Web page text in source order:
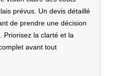
prévus. Un devis détaillé
de prendre une décision
Priorisez la clarté et la
avant tout